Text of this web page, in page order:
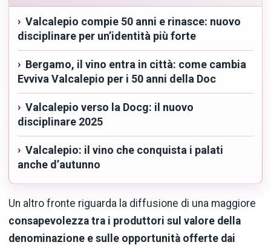
Valcalepio compie 50 anni e rinasce: nuovo
disciplinare per un’identità più forte
Bergamo, il vino entra in città: come cambia
Evviva Valcalepio per i 50 anni della Doc
Valcalepio verso la Docg: il nuovo
disciplinare 2025
Valcalepio: il vino che conquista i palati
anche d’autunno
Un altro fronte riguarda la diffusione di una maggiore
consapevolezza tra i produttori sul valore della
denominazione e sulle opportunità offerte dai